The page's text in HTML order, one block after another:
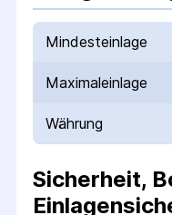
Mindesteinlage
Maximaleinlage
Währung
Sicherheit,